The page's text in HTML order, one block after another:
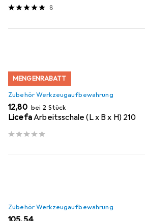
8
MENGENRABATT
Zubehör Werkzeugaufbewahrung
EUR
12,80 bei 2 Stück
LicefaArbeitsschale (L x B x H) 210
Zubehör Werkzeugaufbewahrung